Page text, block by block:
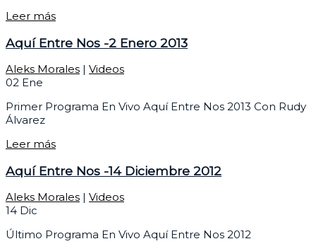
Leer más
Aquí Entre Nos -2 Enero 2013
Aleks Morales | Videos
02 Ene
Primer Programa En Vivo Aquí Entre Nos 2013 Con Rudy
Álvarez
Leer más
Aquí Entre Nos -14 Diciembre 2012
Aleks Morales | Videos
14 Dic
Último Programa En Vivo Aquí Entre Nos 2012